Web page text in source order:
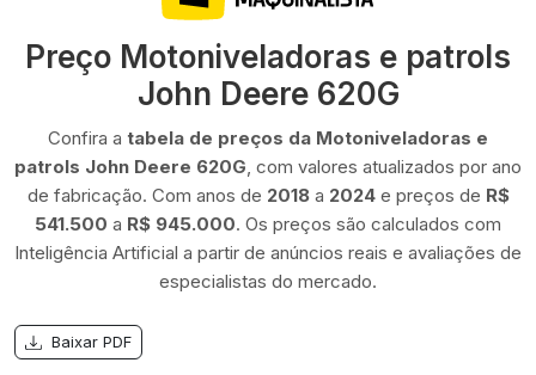
Preço Motoniveladoras e patrols
John Deere 620G
Confira a tabela de preços da Motoniveladoras e
patrols John Deere 620G , com valores atualizados por ano
de fabricação. Com anos de 2018a 2024e preços de R$
541.500 a R$ 945.000. Os preços são calculados com
Inteligência Artificial a partir de anúncios reais e avaliações de
especialistas do mercado.
Baixar PDF